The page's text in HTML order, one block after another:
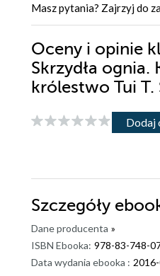
Masz pytania? Zajrzyj do
Oceny i opinie
Skrzydła ognia.
królestwo Tui T.
Dodaj
Szczegóły
Dane producenta »
ISBN Ebooka: 978-83-748-
Data wydania ebooka :